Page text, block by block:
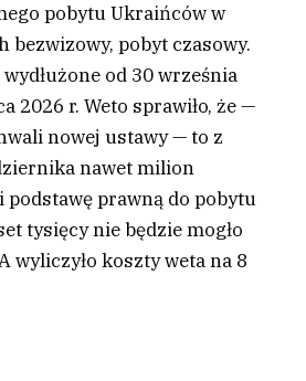
pobytu Ukraińców w
bezwizowy, pobyt czasowy.
od 30 września
2026 r. Weto sprawiło, że —
nowej ustawy — to z
nawet milion
prawną do pobytu
tysięcy nie będzie mogło
wyliczyło koszty weta na 8